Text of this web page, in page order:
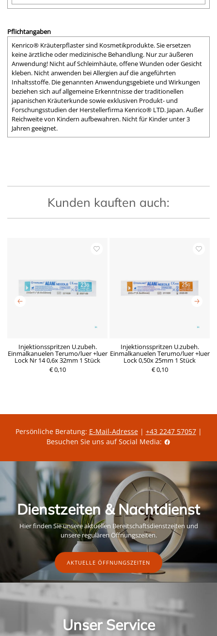
Pflichtangaben
Kenrico® Kräuterpflaster sind Kosmetikprodukte. Sie ersetzen
keine ärztliche oder medizinische Behandlung. Nur zur äußeren
Anwendung! Nicht auf Schleimhäute, offene Wunden oder Gesicht
kleben. Nicht anwenden bei Allergien auf die angeführten
Inhaltsstoffe. Die genannten Anwendungsgebiete und Wirkungen
beziehen sich auf allgemeine Erkenntnisse der traditionellen
japanischen Kräuterkunde sowie exklusiven Produkt- und
Forschungsstudien der Herstellerfirma Kenrico® LTD. Japan. Außer
Reichweite von Kindern aufbewahren. Nicht für Kinder unter 3
Jahren geeignet.
Kunden kauften auch:
Injektionsspritzen U.zubeh.
Einmalkanuelen Terumo/luer +luer
Lock Nr 14 0,6x 32mm 1 Stück
€ 0,10
Injektionsspritzen U.zubeh.
Einmalkanuelen Terumo/luer +luer
Lock 0,50x 25mm 1 Stück
€ 0,10
P
Persönliche Beratung: E-Mail-Adresse| +43 2247 57057|
Besuchen Sie uns auf Social Media:
Dienstzeiten & Nachtdienst
Hier finden Sie unsere aktuellen Bereitschaftsdienstzeiten und
unsere regulären Öffnungszeiten.
AKTUELLE ÖFFNUNGSZEITEN
Unser Service